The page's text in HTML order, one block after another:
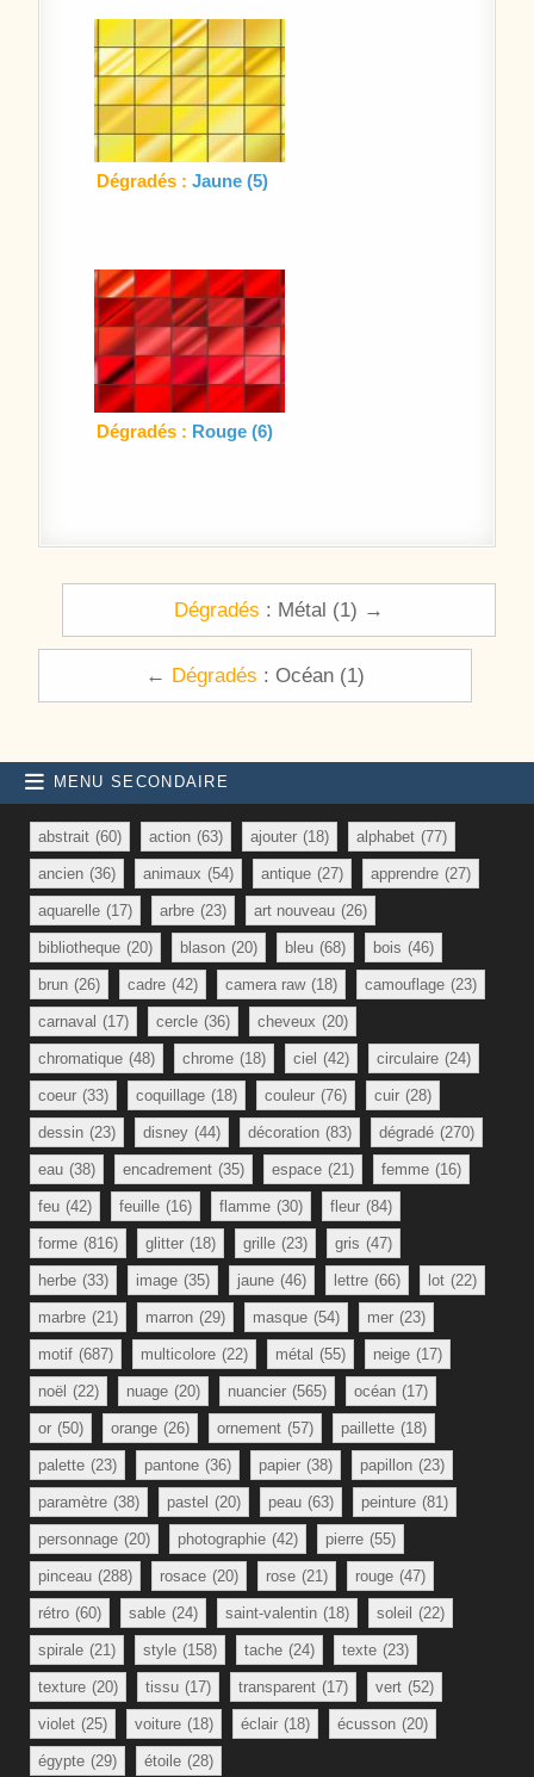
Dégradés : Jaune (5)
Dégradés : Rouge (6)
Navigation de l’article
Dégradés : Métal (1) →
← Dégradés : Océan (1)
MENU SECONDAIRE
abstrait (60) action (63) ajouter (18) alphabet (77)
ancien (36) animaux (54) antique (27) apprendre (27)
aquarelle (17) arbre (23) art nouveau (26)
bibliotheque (20) blason (20) bleu (68) bois (46)
brun (26) cadre (42) camera raw (18) camouflage (23)
carnaval (17) cercle (36) cheveux (20)
chromatique (48) chrome (18) ciel (42) circulaire (24)
coeur (33) coquillage (18) couleur (76) cuir (28)
dessin (23) disney (44) décoration (83) dégradé (270)
eau (38) encadrement (35) espace (21) femme (16)
feu (42) feuille (16) flamme (30) fleur (84)
forme (816) glitter (18) grille (23) gris (47)
herbe (33) image (35) jaune (46) lettre (66) lot (22)
marbre (21) marron (29) masque (54) mer (23)
motif (687) multicolore (22) métal (55) neige (17)
noël (22) nuage (20) nuancier (565) océan (17)
or (50) orange (26) ornement (57) paillette (18)
palette (23) pantone (36) papier (38) papillon (23)
paramètre (38) pastel (20) peau (63) peinture (81)
personnage (20) photographie (42) pierre (55)
pinceau (288) rosace (20) rose (21) rouge (47)
rétro (60) sable (24) saint-valentin (18) soleil (22)
spirale (21) style (158) tache (24) texte (23)
texture (20) tissu (17) transparent (17) vert (52)
violet (25) voiture (18) éclair (18) écusson (20)
égypte (29) étoile (28)